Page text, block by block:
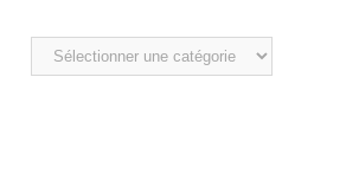
Nos
articles